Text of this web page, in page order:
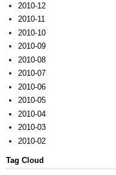
2010-12
2010-11
2010-10
2010-09
2010-08
2010-07
2010-06
2010-05
2010-04
2010-03
2010-02
Tag Cloud